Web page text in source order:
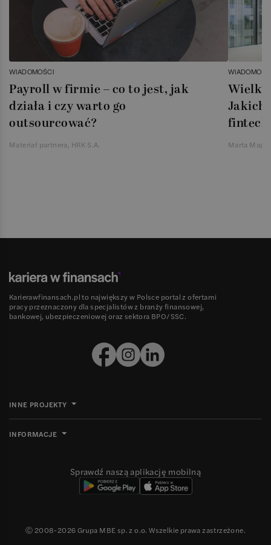
WIADOMOŚCI
Payroll w firmie – co to jest, jak
działa i czy warto go
outsourcować?
Materiał partnera, HRK S.A.
Jakich
Marta
Karierawfinansach.pl to największy w Polsce portal z ofertami
pracy przeznaczony dla specjalistów z branży finansowej,
bankowej, ubezpieczeniowej oraz sektora BPO/SSC.
INNE PROJEKTY
INFORMACJE
Sprawdź naszą aplikację mobilną
Ⓒ 2008-2026Grupa MBE sp. z o.o. Wszelkie prawa zastrzeżone.